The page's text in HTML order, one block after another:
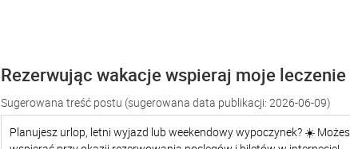
Rezerwując wakacje wspieraj moje leczenie
Sugerowana treść postu (sugerowana data publikacji: 2026-06-09)